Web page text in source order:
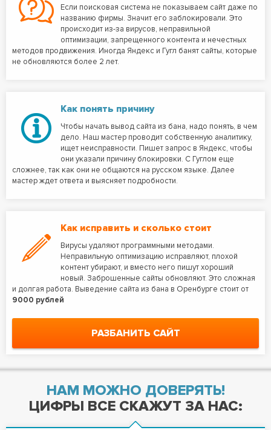
Если поисковая система не показываем сайт даже по
названию фирмы. Значит его заблокировали. Это
происходит из-за вирусов, неправильной
оптимизации, запрещенного контента и нечестных
методов продвижения. Иногда Яндекс и Гугл банят сайты, которые
не обновляются более 2 лет.
Как понять причину
Чтобы начать вывод сайта из бана, надо понять, в чем
дело. Наш мастер проводит собственную аналитику,
ищет неисправности. Пишет запрос в Яндекс, чтобы
они указали причину блокировки. С Гуглом еще
сложнее, так как они не общаются на русском языке. Далее
мастер ждет ответа и выясняет подробности.
Как исправить и сколько стоит
Вирусы удаляют программными методами.
Неправильную оптимизацию исправляют, плохой
контент убирают, и вместо него пишут хороший
новый. Заброшенные сайты обновляют. Это сложная
и долгая работа. Выведение сайта из бана в Оренбурге стоит от
9000 рублей
РАЗБАНИТЬ САЙТ
НАМ МОЖНО ДОВЕРЯТЬ!
ЦИФРЫ ВСЕ СКАЖУТ ЗА НАС: